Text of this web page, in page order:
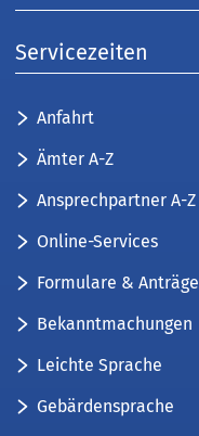
Servicezeiten
Anfahrt
Ämter A-Z
Ansprechpartner A-Z
Online-Services
Formulare & Anträge
Bekanntmachungen
Leichte Sprache
Gebärdensprache